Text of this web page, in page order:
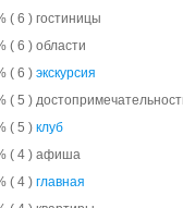
( 6 ) гостиницы
( 6 ) области
( 6 ) экскурсия
( 5 )
( 5 ) клуб
( 4 ) афиша
( 4 ) главная